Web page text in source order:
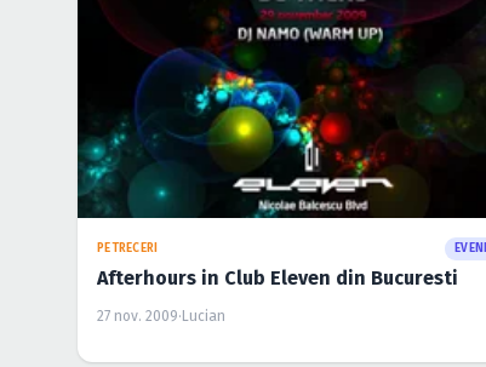
PETRECERI
Afterhours in Club Eleven din Bucuresti
27 nov. 2009· Lucian